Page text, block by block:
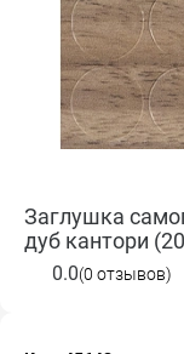
Заглушка
дуб кантори
0.0(0 отзывов)